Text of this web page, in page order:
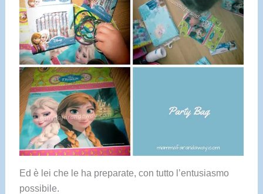
Ed è lei che le ha preparate, con tutto l’entusiasmo
possibile.